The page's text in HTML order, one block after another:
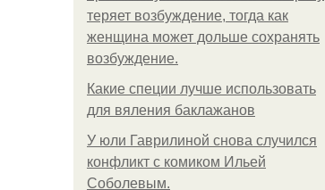
теряет возбуждение, тогда как
женщина может дольше сохранять
возбуждение.
Какие специи лучше использовать
для вяления баклажанов
У юли Гаврилиной снова случился
конфликт с комиком Ильей
Соболевым.